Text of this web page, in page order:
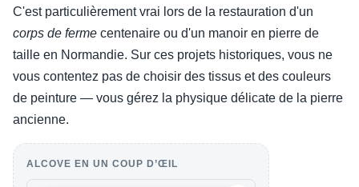
C'est particulièrement vrai lors de la restauration d'un
corps de ferme centenaire ou d'un manoir en pierre de
taille en Normandie. Sur ces projets historiques, vous ne
vous contentez pas de choisir des tissus et des couleurs
de peinture — vous gérez la physique délicate de la pierre
ancienne.
ALCOVE EN UN COUP D’ŒIL